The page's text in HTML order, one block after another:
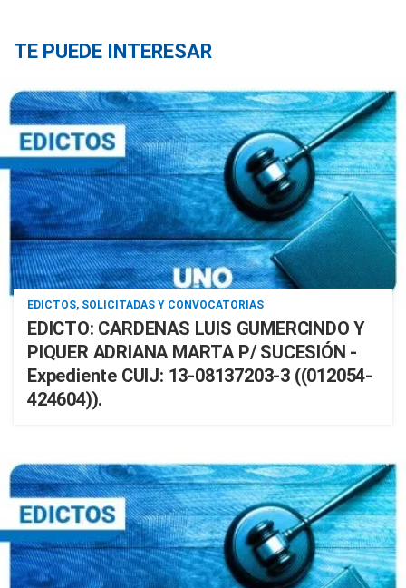
TE PUEDE INTERESAR
EDICTOS, SOLICITADAS Y CONVOCATORIAS
EDICTO: CARDENAS LUIS GUMERCINDO Y
PIQUER ADRIANA MARTA P/ SUCESIÓN -
Expediente CUIJ: 13-08137203-3 ((012054-
424604)).